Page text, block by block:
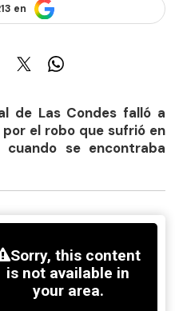
en
de Las Condes falló a
el robo que sufrió en
se encontraba